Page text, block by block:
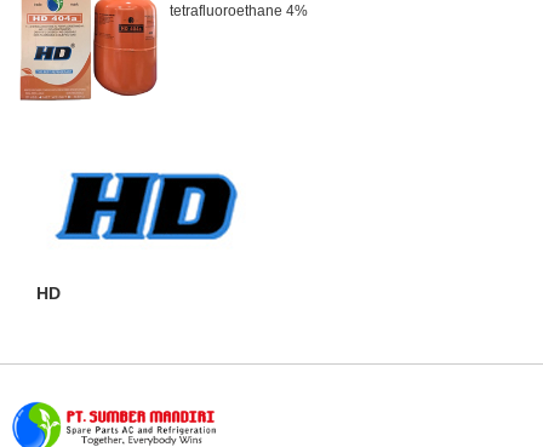
tetrafluoroethane 4%
HD